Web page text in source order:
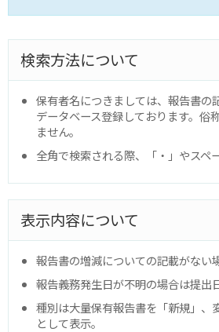
検索方法について
保有者名につきましては、報告書の
データベース登録しております。俗
ません。
全角で検索される際、「・」やスペ
表示内容について
報告書の増減についての記載がない
報告義務発生日が不明の場合は提出
種別は大量保有報告書を「新規」、
として表示。